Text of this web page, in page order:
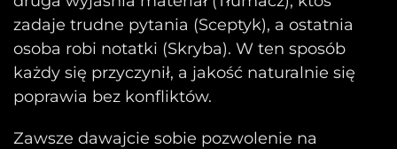
zadaje trudne pytania (Sceptyk), a ostatnia
osoba robi notatki (Skryba). W ten sposób
każdy się przyczynił, a jakość naturalnie się
poprawia bez konfliktów.
Zawsze dawajcie sobie pozwolenie na